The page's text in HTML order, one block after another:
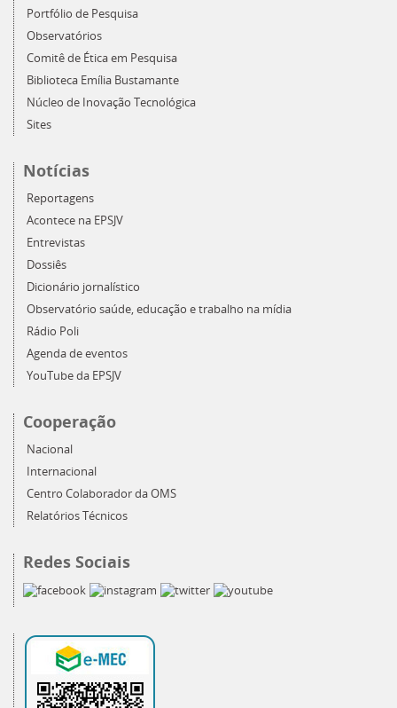
Portfólio de Pesquisa
Observatórios
Comitê de Ética em Pesquisa
Biblioteca Emília Bustamante
Núcleo de Inovação Tecnológica
Sites
Notícias
Reportagens
Acontece na EPSJV
Entrevistas
Dossiês
Dicionário jornalístico
Observatório saúde, educação e trabalho na mídia
Rádio Poli
Agenda de eventos
YouTube da EPSJV
Cooperação
Nacional
Internacional
Centro Colaborador da OMS
Relatórios Técnicos
Redes Sociais